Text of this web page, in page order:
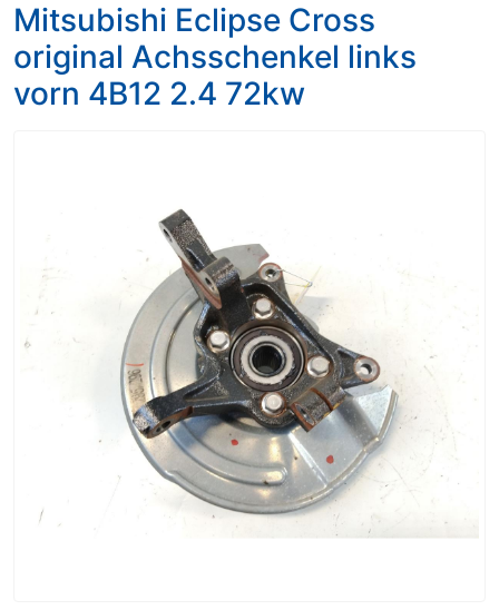
Mitsubishi Eclipse Cross
original Achsschenkel links
vorn 4B12 2.4 72kw